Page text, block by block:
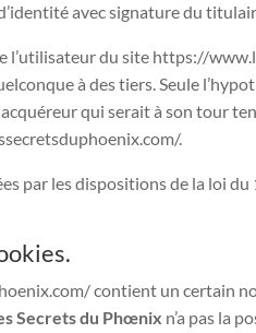
avec signature du
du site https://
à des tiers. Seule
qui serait à son tour
.
par les dispositions de la loi
contient un certain
Secrets du Phœnix n’a pas la